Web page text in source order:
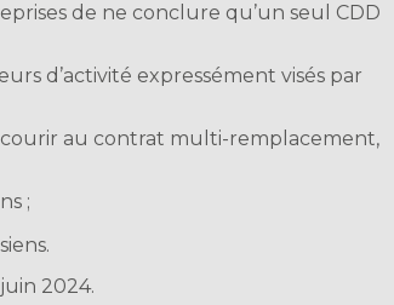
de ne conclure qu’un seul CDD
d’activité expressément visés par
au contrat multi-remplacement,
;
2024.